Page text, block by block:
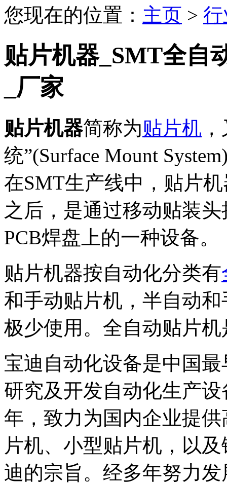
您现在的位置： 主页 >
贴片机器_SMT全自
_厂家
贴片机器简称为贴片机
统”(Surface Mount
在SMT生产线中，贴片
之后，是通过移动贴装
PCB焊盘上的一种设备。
贴片机器按自动化分类有
和手动贴片机，半自动
极少使用。全自动贴片
宝迪自动化设备是中国
研究及开发自动化生产
年，致力为国内企业提
片机、小型贴片机，以
迪的宗旨。经多年努力